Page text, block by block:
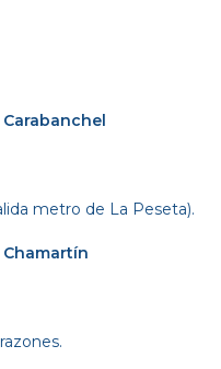
metro de La Peseta).